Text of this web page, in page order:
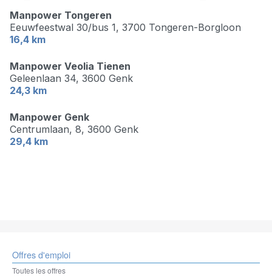
Manpower Tongeren
Eeuwfeestwal 30/bus 1, 3700 Tongeren-Borgloon
16,4 km
Manpower Veolia Tienen
Geleenlaan 34, 3600 Genk
24,3 km
Manpower Genk
Centrumlaan, 8, 3600 Genk
29,4 km
Offres d'emploi
Toutes les offres